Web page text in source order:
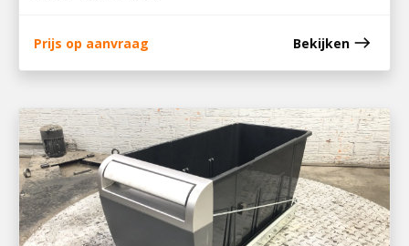
Prijs op aanvraag Bekijken east